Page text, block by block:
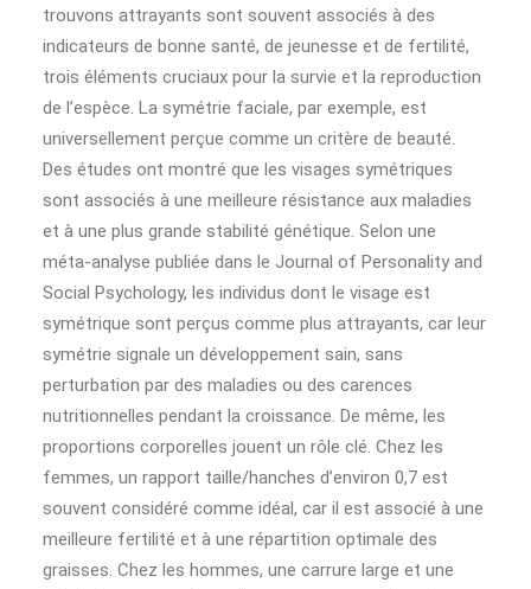
trouvons attrayants sont souvent associés à des
indicateurs de bonne santé, de jeunesse et de fertilité,
trois éléments cruciaux pour la survie et la reproduction
de l’espèce. La symétrie faciale, par exemple, est
universellement perçue comme un critère de beauté.
Des études ont montré que les visages symétriques
sont associés à une meilleure résistance aux maladies
et à une plus grande stabilité génétique. Selon une
méta-analyse publiée dans le Journal of Personality and
Social Psychology, les individus dont le visage est
symétrique sont perçus comme plus attrayants, car leur
symétrie signale un développement sain, sans
perturbation par des maladies ou des carences
nutritionnelles pendant la croissance. De même, les
proportions corporelles jouent un rôle clé. Chez les
femmes, un rapport taille/hanches d’environ 0,7 est
souvent considéré comme idéal, car il est associé à une
meilleure fertilité et à une répartition optimale des
graisses. Chez les hommes, une carrure large et une